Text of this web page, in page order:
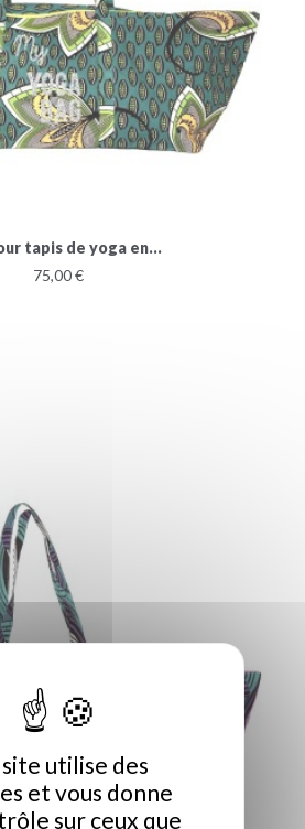
tapis de yoga en...
75,00 €
site utilise des
et vous donne
sur ceux que